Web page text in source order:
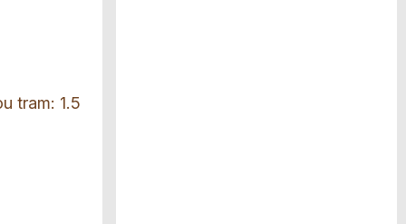
tram: 1.5